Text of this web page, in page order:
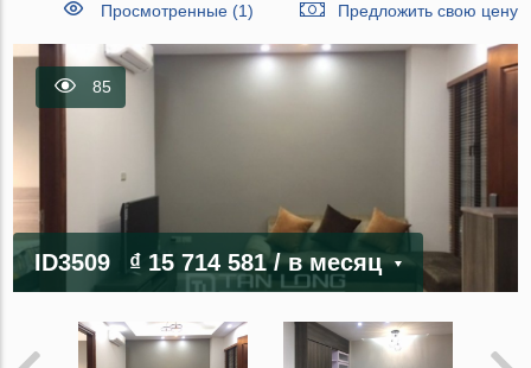
Просмотренные (1)
Предложить свою цену
85
ID3509 ₫ 15 714 581/ в месяц